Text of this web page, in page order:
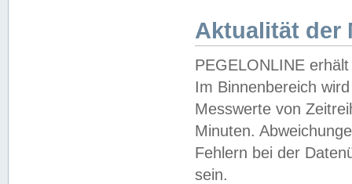
Aktualität der
PEGELONLINE
Im Binnenbereich
Messwerte von
Minuten.
Fehlern bei der
sein.